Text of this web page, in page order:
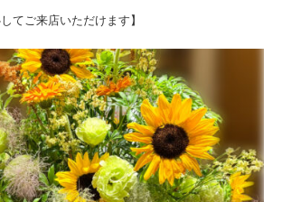
てご来店いただけます】